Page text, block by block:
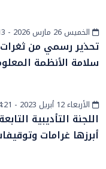
أخبار وطنية
الخميس 26 مارس 2026 - 10:13
سلامة الأنظمة
رياضة
الأربعاء 12 أبريل 2023 - 04:21
اللجنة التأديبية
أبرزها غرامات